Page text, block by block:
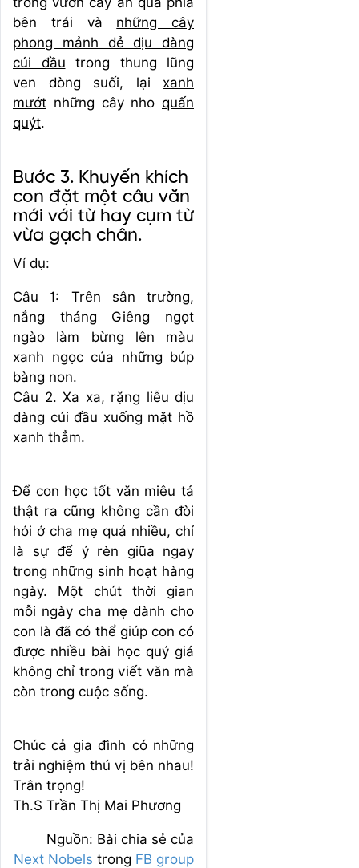
bên trái và những cây
phong mảnh dẻ dịu dàng
cúi đầu trong thung lũng
ven dòng suối, lại xanh
mướt những cây nho quấn
quýt.
Bước 3. Khuyến khích
con đặt một câu văn
mới với từ hay cụm từ
vừa gạch chân.
Ví dụ:
Câu 1: Trên sân trường,
nắng tháng Giêng ngọt
ngào làm bừng lên màu
xanh ngọc của những búp
bàng non.
Câu 2. Xa xa, rặng liễu dịu
dàng cúi đầu xuống mặt hồ
xanh thẳm.
Để con học tốt văn miêu tả
thật ra cũng không cần đòi
hỏi ở cha mẹ quá nhiều, chỉ
là sự để ý rèn giũa ngay
trong những sinh hoạt hàng
ngày. Một chút thời gian
mỗi ngày cha mẹ dành cho
con là đã có thể giúp con có
được nhiều bài học quý giá
không chỉ trong viết văn mà
còn trong cuộc sống.
Chúc cả gia đình có những
trải nghiệm thú vị bên nhau!
Trân trọng!
Th.S Trần Thị Mai Phương
Nguồn: Bài chia sẻ của
Next Nobels trong FB group